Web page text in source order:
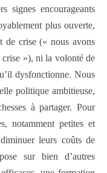
signes encourageants
plus ouverte,
de crise (« nous avons
crise »), ni la volonté de
dysfonctionne. Nous
politique ambitieuse,
à partager. Pour
notamment petites et
leurs coûts de
sur bien d’autres